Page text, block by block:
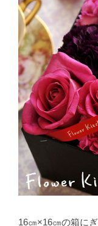
16㎝×16㎝の箱に